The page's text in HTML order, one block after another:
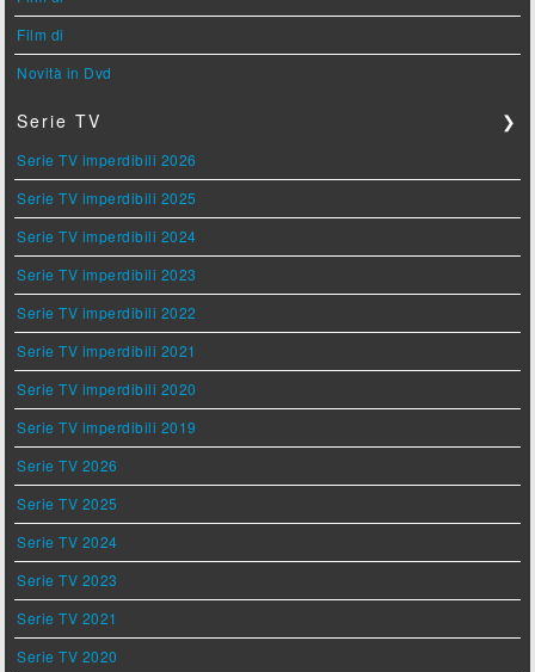
Film di
Novità in Dvd
Serie TV ❯
Serie TV imperdibili 2026
Serie TV imperdibili 2025
Serie TV imperdibili 2024
Serie TV imperdibili 2023
Serie TV imperdibili 2022
Serie TV imperdibili 2021
Serie TV imperdibili 2020
Serie TV imperdibili 2019
Serie TV 2026
Serie TV 2025
Serie TV 2024
Serie TV 2023
Serie TV 2021
Serie TV 2020